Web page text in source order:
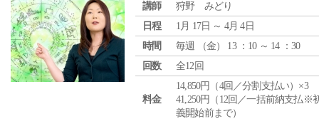
講師
狩野 みどり
日程
1月 17日 ～ 4月 4日
時間
毎週 （金） 13 ：10 ～ 14 ：30
回数
全12回
料金
14,850円（4回／分割支払い）×3
41,250円（12回／一括前納支払※
義開始前まで）